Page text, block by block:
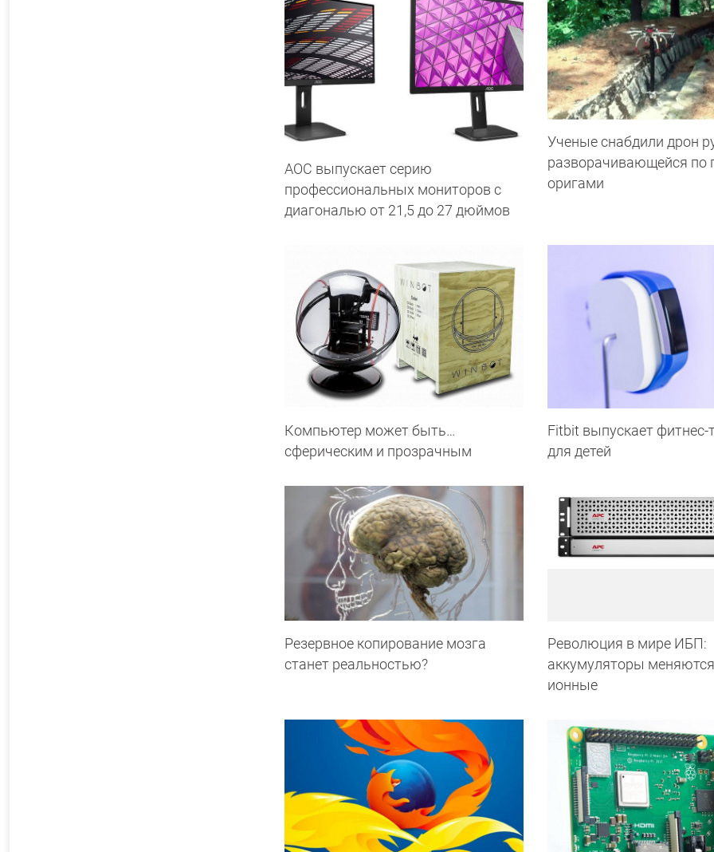
AOC выпускает серию
профессиональных мониторов с
диагональю от 21,5 до 27 дюймов
Ученые снабдили дрон
разворачивающейся по
оригами
Компьютер может быть…
сферическим и прозрачным
Fitbit выпускает фитнес-
для детей
Резервное копирование мозга
станет реальностью?
Революция в мире ИБП:
аккумуляторы
ионные